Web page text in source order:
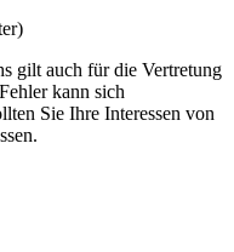
gilt auch für die Vertretung
kann sich
Sie Ihre Interessen von